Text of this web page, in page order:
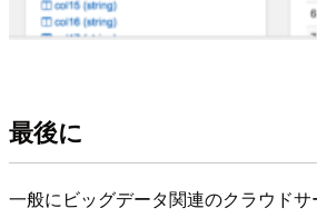
最後に
一般にビッグデータ関連のクラウド